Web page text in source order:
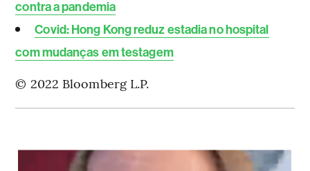
contra a pandemia
Covid: Hong Kong reduz estadia no hospital
com mudanças em testagem
© 2022 Bloomberg L.P.